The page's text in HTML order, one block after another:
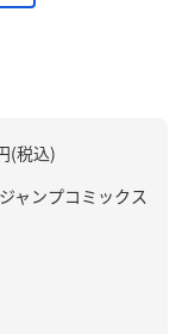
(税込)
ャンプコミックス